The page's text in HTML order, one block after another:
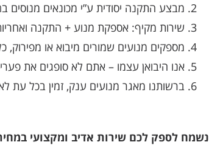
מבצע התקנה יסודית ע”י מכונאים מנוסים
שירות מקיף: אספקת מנוע + התקנה
מספקים מנועים שמורים מיבוא או
אנו היבואן עצמו – אתם לא סופגים את פערי
ברשותנו מאגר מנועים ענק, זמין בכל עת
נשמח לספק לכם שירות אדיב ומקצועי